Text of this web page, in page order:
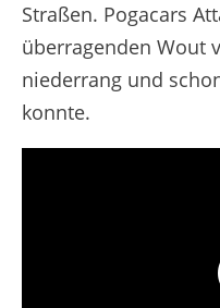
Straßen. Pogacars
überragenden Wout
niederrang und
konnte.